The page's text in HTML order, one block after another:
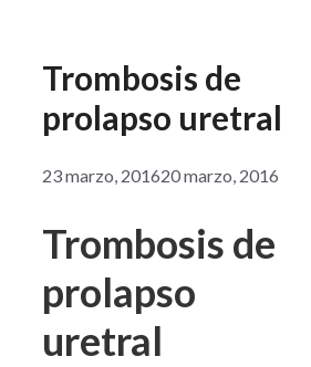
Trombosis de
prolapso uretral
23 marzo, 201620 marzo, 2016
Trombosis de
prolapso
uretral